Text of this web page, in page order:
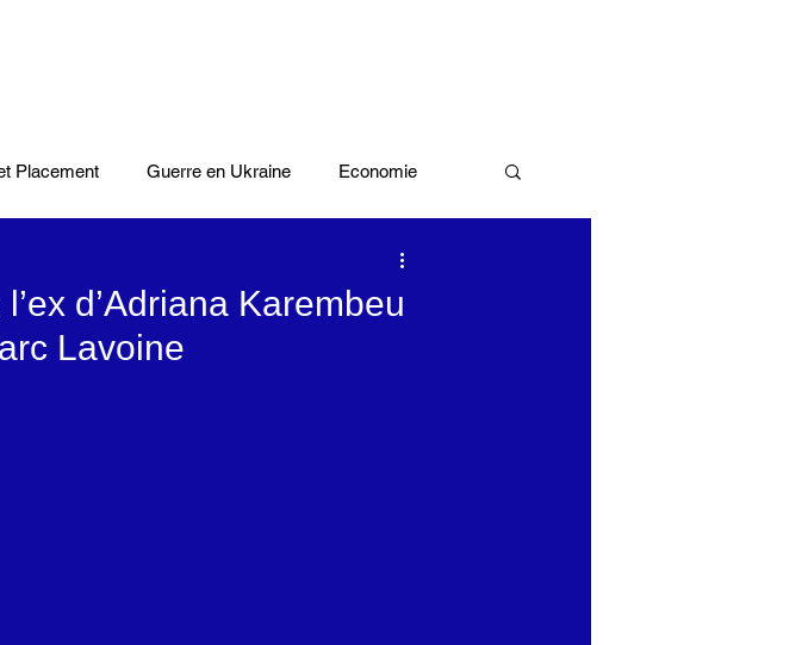
Placement Guerre en Ukraine Economie
Rugby Lybie
d’Adriana Karembeu
Lavoine